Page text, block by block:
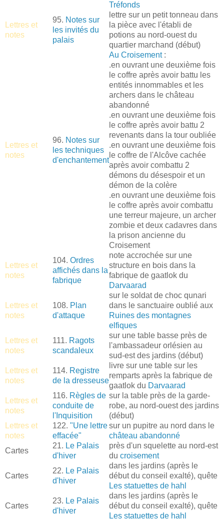
Tréfonds
Lettres et
notes
95. Notes sur
les invités du
palais
lettre sur un petit tonneau dans
la pièce avec l'établi de
potions au nord-ouest du
quartier marchand (début)
Lettres et
notes
96. Notes sur
les techniques
d'enchantement
Au Croisement:
.en ouvrant une deuxième fois
le coffre après avoir battu les
entités innommables et les
archers dans le château
abandonné
.en ouvrant une deuxième fois
le coffre après avoir battu 2
revenants dans la tour oubliée
.en ouvrant une deuxième fois
le coffre de l'Alcôve cachée
après avoir combattu 2
démons du désespoir et un
démon de la colère
.en ouvrant une deuxième fois
le coffre après avoir combattu
une terreur majeure, un archer
zombie et deux cadavres dans
la prison ancienne du
Croisement
Lettres et
notes
104. Ordres
affichés dans la
fabrique
note accrochée sur une
structure en bois dans la
fabrique de gaatlok du
Darvaarad
Lettres et
notes
108. Plan
d'attaque
sur le soldat de choc qunari
dans le sanctuaire oublié aux
Ruines des montagnes
elfiques
Lettres et
notes
111. Ragots
scandaleux
sur une table basse près de
l'ambassadeur orlésien au
sud-est des jardins (début)
Lettres et
notes
114. Registre
de la dresseuse
livre sur une table sur les
remparts après la fabrique de
gaatlok du Darvaarad
Lettres et
notes
116. Règles de
conduite de
l'Inquisition
sur la table près de la garde-
robe, au nord-ouest des jardins
(début)
Lettres et
notes
122. "Une lettre
effacée"
sur un pupitre au nord dans le
château abandonné
Cartes
21. Le Palais
d'hiver
près d'un squelette au nord-est
du croisement
Cartes
22. Le Palais
d'hiver
dans les jardins (après le
début du conseil exalté), quête
Les statuettes de hahl
Cartes
23. Le Palais
d'hiver
dans les jardins (après le
début du conseil exalté), quête
Les statuettes de hahl